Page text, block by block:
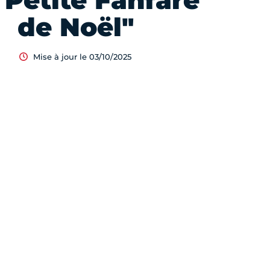
de Noël"
Mise à jour le 03/10/2025